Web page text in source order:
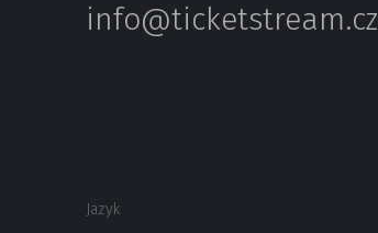
info@ticketstream.cz
Jazyk